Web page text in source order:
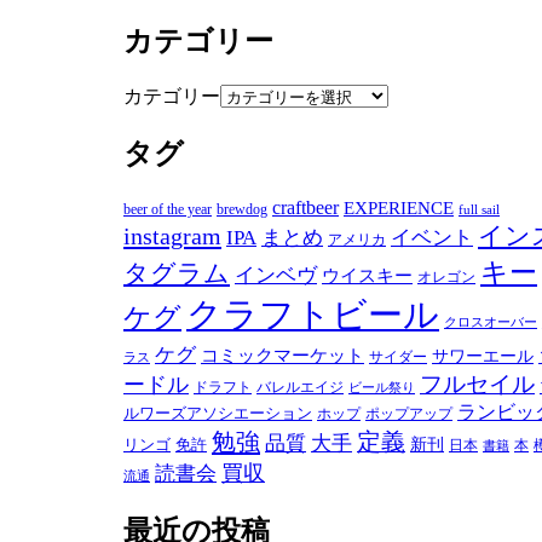
カテゴリー
カテゴリー
タグ
beer of the year brewdog craftbeer EXPERIENCE full sail
instagram IPA まとめ アメリカ イベント イン
タグラム インベヴ ウイスキー オレゴン キー
ケグ クラフトビール クロスオーバー
ラス ケグ コミックマーケット サイダー サワーエール
ードル ドラフト バレルエイジ ビール祭り フルセイル
ルワーズアソシエーション ホップ ポップアップ ランビッ
リンゴ 免許 勉強 品質 大手 定義 新刊 日本 書籍 本
流通 読書会 買収
最近の投稿